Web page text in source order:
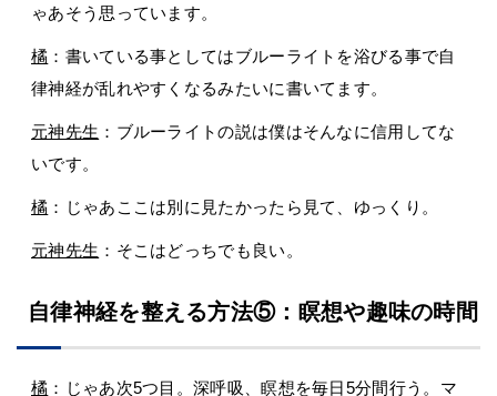
ゃあそう思っています。
橘 ：書いている事としてはブルーライトを浴びる事で自
律神経が乱れやすくなるみたいに書いてます。
元神先生 ：ブルーライトの説は僕はそんなに信用してな
いです。
橘 ：じゃあここは別に見たかったら見て、ゆっくり。
元神先生 ：そこはどっちでも良い。
自律神経を整える方法⑤：瞑想や趣味の時間
橘 ：じゃあ次5つ目。深呼吸、瞑想を毎日5分間行う。マ